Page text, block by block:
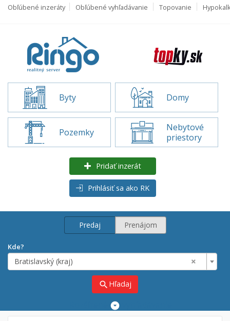
Obľúbené inzeráty Obľúbené vyhľadávanie Topovanie
Byty Domy
Pozemky
Nebytové
priestory
Pridať inzerát
Prihlásiť sa ako RK
Predaj Prenájom
Kde?
×
Bratislavský (kraj)
search Hľadaj